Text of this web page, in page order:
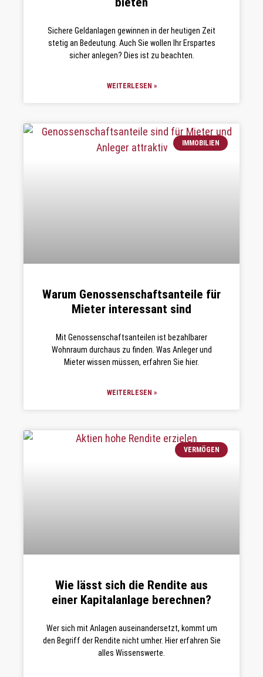
Sichere Geldanlagen gewinnen in der heutigen Zeit
stetig an Bedeutung. Auch Sie wollen Ihr Erspartes
sicher anlegen? Dies ist zu beachten.
WEITERLESEN »
IMMOBILIEN
Warum Genossenschaftsanteile für
Mieter interessant sind
Mit Genossenschaftsanteilen ist bezahlbarer
Wohnraum durchaus zu finden. Was Anleger und
Mieter wissen müssen, erfahren Sie hier.
WEITERLESEN »
VERMÖGEN
Wie lässt sich die Rendite aus
einer Kapitalanlage berechnen?
Wer sich mit Anlagen auseinandersetzt, kommt um
den Begriff der Rendite nicht umher. Hier erfahren Sie
alles Wissenswerte.